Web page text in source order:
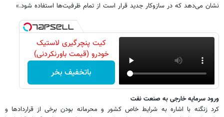
نشان می‌دهد که در سازوکار جدید قرار است از تمام ظرفیت‌ها استفاده شود.»
کیت پنچرگیری لاستیک
خودرو (قیمت باورنکردنی)
باتخفیف بخر
ورود سرمایه خارجی به صنعت نفت
کرد زنگنه با اشاره به شرایط خاص کشور و محرمانه بودن برخی از قراردادها و